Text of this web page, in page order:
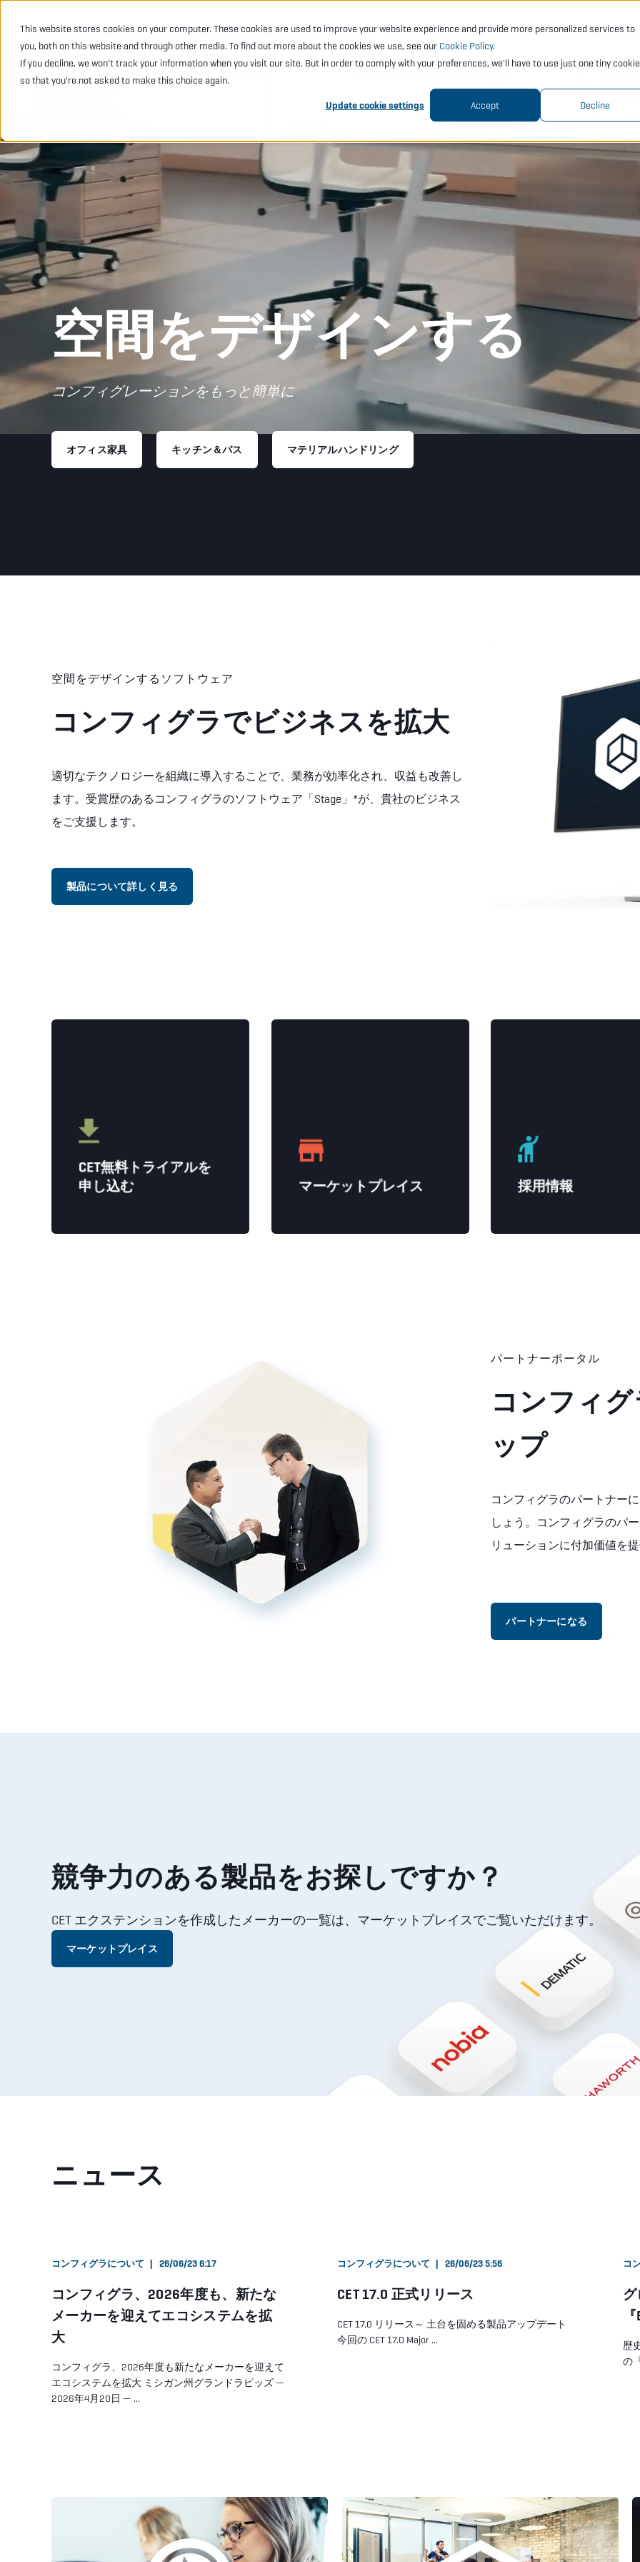
This website stores cookies on your computer. These cookies are used to improve your website experience and provide more personalized services to
you, both on this website and through other media. To find out more about the cookies we use, see our Cookie Policy.
If you decline, we won't track your information when you visit our site. But in order to comply with your preferences, we'll have to use just one tiny cookie
so that you're not asked to make this choice again.
Update cookie settings
Accept Decline
業種 製品 サービス アカデミー サポート 会社情報
空間をデザインする
コンフィグレーションをもっと簡単に
オフィス家具 キッチン＆バス マテリアルハンドリング
空間をデザインするソフトウェア
コンフィグラでビジネスを拡大
適切なテクノロジーを組織に導入することで、業務が効率化され、収益も改善し
ます。受賞歴のあるコンフィグラのソフトウェア「Stage」*が、貴社のビジネス
をご支援します。
製品について詳しく見る
CET無料トライアルを
申し込む
マーケットプレイス 採用情報
パートナーポータル
コンフィ
ップ
コンフィグラのパートナー
しょう。コンフィグラのパ
リューションに付加価値を
パートナーになる
競争力のある製品をお探しですか？
CET エクステンションを作成したメーカーの一覧は、マーケットプレイスでご覧いただけます。
マーケットプレイス
ニュース
コンフィグラについて 26/06/23 6:17
コンフィグラ、2026年度も、新たな
メーカーを迎えてエコシステムを拡
大
コンフィグラ、2026年度も新たなメーカーを迎えて
エコシステムを拡大 ミシガン州グランドラピッズ —
2026年4月20日 — ...
コンフィグラについて 26/06/23 5:56
CET 17.0 正式リリース
CET 17.0 リリース～ 土台を固める製品アップデート
今回の CET 17.0 Major ...
コ
歴
の